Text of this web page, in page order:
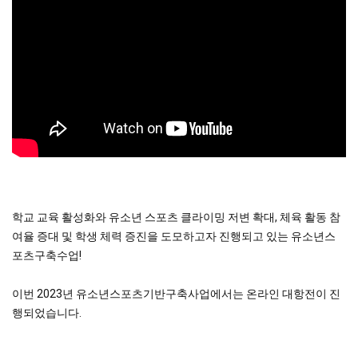
학교 교육 활성화와 유소년 스포츠 클라이밍 저변 확대, 체육 활동 참
여율 증대 및 학생 체력 증진을 도모하고자 진행되고 있는 유소년스
포츠구축수업!
이번 2023년 유소년스포츠기반구축사업에서는 온라인 대항전이 진
행되었습니다.